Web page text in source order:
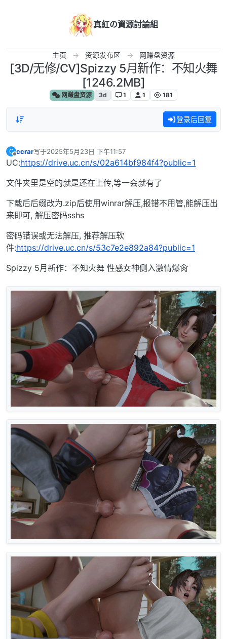
真紅の資源討論組
主页 资源发布区 网赚盘资源
[3D/无修/CV]Spizzy 5月新作：不知火舞
[1246.2MB]
网赚盘资源 3d 1 1 181
登录后回复
C
离线
ccrar写于2025年5月23日 下午11:57
最后由 编辑
UC:https://drive.uc.cn/s/02a614bf984f4?public=1
文件夹里是空的就是还在上传,等一会就有了
下载后后缀改为.zip后使用winrar解压,报错不用管,能解压出
来即可, 解压密码sshs
密码错误或无法解压, 推荐解压软
件:https://drive.uc.cn/s/53c7e2e892a84?public=1
Spizzy 5月新作：不知火舞 性感女神侧入激情爆肏